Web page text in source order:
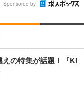
Sponsored by
の特集が話題！『KI